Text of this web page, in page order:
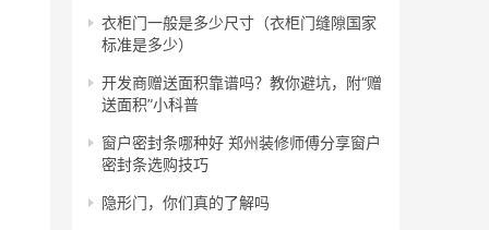
衣柜门一般是多少尺寸（衣柜门缝隙国家
标准是多少）
开发商赠送面积靠谱吗？教你避坑，附“赠
送面积”小科普
窗户密封条哪种好 郑州装修师傅分享窗户
密封条选购技巧
隐形门，你们真的了解吗